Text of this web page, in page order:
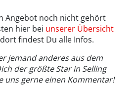
Angebot noch nicht gehört
hier bei unserer Übersicht
findest Du alle Infos.
jemand anderes aus dem
der größte Star in Selling
uns gerne einen Kommentar!